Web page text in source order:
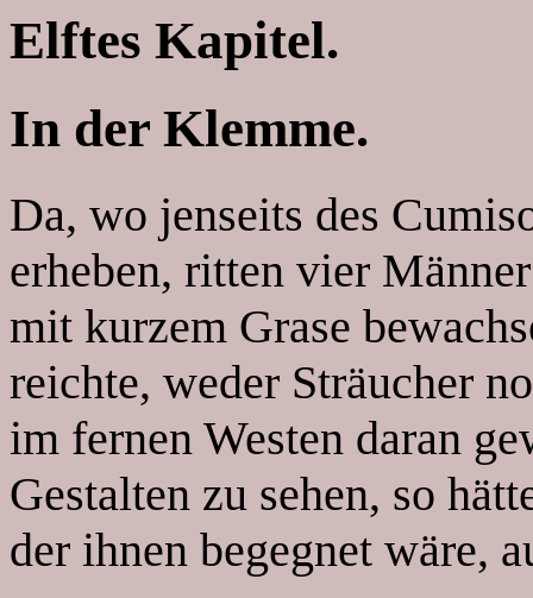
Elftes Kapitel.
In der Klemme.
Da, wo jenseits des
erheben, ritten vier
mit kurzem Grase
reichte, weder Sträucher
im fernen Westen daran
Gestalten zu sehen, so
der ihnen begegnet wäre,